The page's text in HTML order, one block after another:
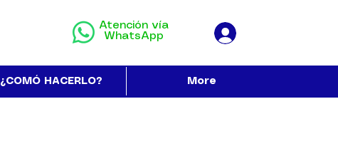
Atención vía
WhatsApp
¿COMÓ HACERLO? More